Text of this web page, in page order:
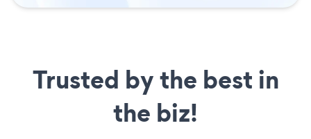
Trusted by the best in
the biz!